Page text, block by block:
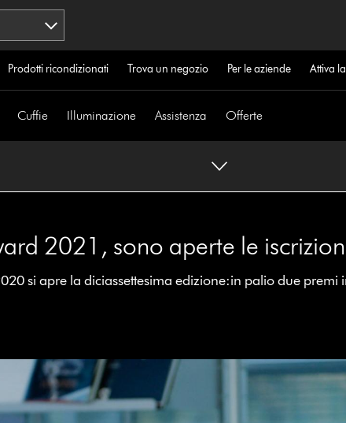
Prodotti ricondizionati Trova un negozio Per le aziende Attiva
Cuffie Illuminazione Assistenza Offerte
2021, sono aperte le
si apre la diciassettesima edizione:in palio due